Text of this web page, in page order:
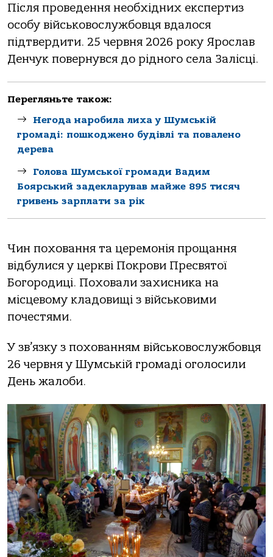
Після проведення необхідних експертиз
особу військовослужбовця вдалося
підтвердити. 25 червня 2026 року Ярослав
Денчук повернувся до рідного села Залісці.
Перегляньте також:
Негода наробила лиха у Шумській
громаді: пошкоджено будівлі та повалено
дерева
Голова Шумської громади Вадим
Боярський задекларував майже 895 тисяч
гривень зарплати за рік
Чин поховання та церемонія прощання
відбулися у церкві Покрови Пресвятої
Богородиці. Поховали захисника на
місцевому кладовищі з військовими
почестями.
У зв’язку з похованням військовослужбовця
26 червня у Шумській громаді оголосили
День жалоби.